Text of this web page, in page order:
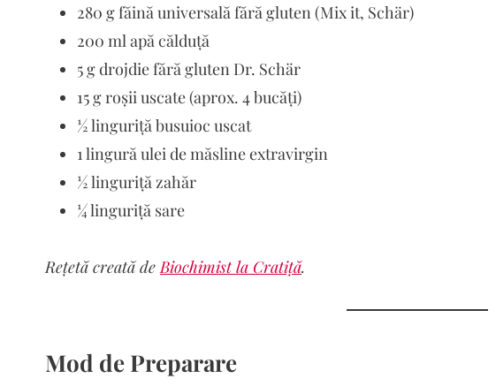
280 g făină universală fără gluten (Mix it, Schär)
200 ml apă călduță
5 g drojdie fără gluten Dr. Schär
15 g roșii uscate (aprox. 4 bucăți)
½ linguriță busuioc uscat
1 lingură ulei de măsline extravirgin
½ linguriță zahăr
¼ linguriță sare
Rețetă creată de Biochimist la Cratiță.
Mod de Preparare